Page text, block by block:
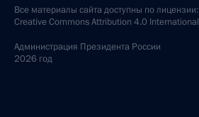
Все материалы сайта доступны по лицензии:
Creative Commons Attribution 4.0 International
Администрация Президента России
2026 год